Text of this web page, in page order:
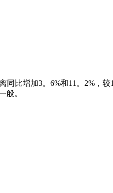
同比增加3。6%和11。2%，
般。